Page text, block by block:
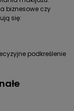
biznesowe czy
się:
podkreślenie